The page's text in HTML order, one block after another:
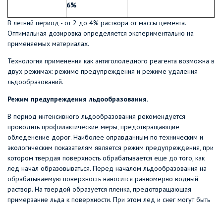
6%
В летний период - от 2 до 4% раствора от массы цемента.
Оптимальная дозировка определяется экспериментально на
применяемых материалах.
Технология применения как антигололедного реагента возможна в
двух режимах: режиме предупреждения и режиме удаления
льдообразований.
Режим предупреждения льдообразования.
В период интенсивного льдообразования рекомендуется
проводить профилактические меры, предотвращающие
обледенение дорог. Наиболее оправданным по техническим и
экологическим показателям является режим предупреждения, при
котором твердая поверхность обрабатывается еще до того, как
лед начал образовываться. Перед началом льдообразования на
обрабатываемую поверхность наносится равномерно водный
раствор. На твердой образуется пленка, предотвращающая
примерзание льда к поверхности. При этом лед и снег могут быть